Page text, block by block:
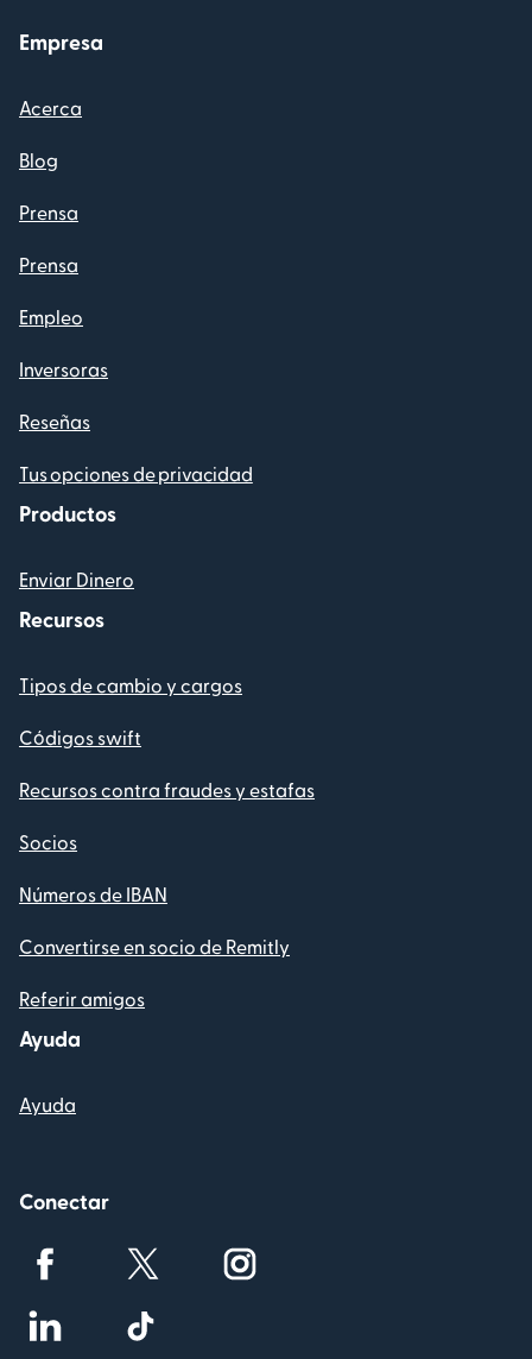
Empresa
Acerca
Blog
Prensa
Prensa
Empleo
Inversoras
Reseñas
Tus opciones de privacidad
Productos
Enviar Dinero
Recursos
Tipos de cambio y cargos
Códigos swift
Recursos contra fraudes y estafas
Socios
Números de IBAN
Convertirse en socio de Remitly
Referir amigos
Ayuda
Ayuda
Conectar